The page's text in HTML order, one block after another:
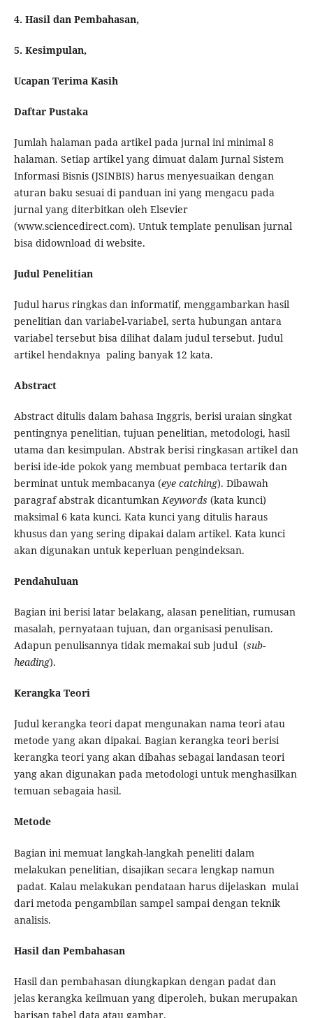
4. Hasil dan Pembahasan,
5. Kesimpulan,
Ucapan Terima Kasih
Daftar Pustaka
Jumlah halaman pada artikel pada jurnal ini minimal 8
halaman. Setiap artikel yang dimuat dalam Jurnal Sistem
Informasi Bisnis (JSINBIS) harus menyesuaikan dengan
aturan baku sesuai di panduan ini yang mengacu pada
jurnal yang diterbitkan oleh Elsevier
(www.sciencedirect.com). Untuk template penulisan jurnal
bisa didownload di website.
Judul Penelitian
Judul harus ringkas dan informatif, menggambarkan hasil
penelitian dan variabel-variabel, serta hubungan antara
variabel tersebut bisa dilihat dalam judul tersebut. Judul
artikel hendaknya paling banyak 12 kata.
Abstract
Abstract ditulis dalam bahasa Inggris, berisi uraian singkat
pentingnya penelitian, tujuan penelitian, metodologi, hasil
utama dan kesimpulan. Abstrak berisi ringkasan artikel dan
berisi ide-ide pokok yang membuat pembaca tertarik dan
berminat untuk membacanya (eye catching). Dibawah
paragraf abstrak dicantumkanKeywords (kata kunci)
maksimal 6 kata kunci. Kata kunci yang ditulis haraus
khusus dan yang sering dipakai dalam artikel. Kata kunci
akan digunakan untuk keperluan pengindeksan.
Pendahuluan
Bagian ini berisi latar belakang, alasan penelitian, rumusan
masalah, pernyataan tujuan, dan organisasi penulisan.
Adapun penulisannya tidak memakai sub judul (sub-
heading).
Kerangka Teori
Judul kerangka teori dapat mengunakan nama teori atau
metode yang akan dipakai. Bagian kerangka teori berisi
kerangka teori yang akan dibahas sebagai landasan teori
yang akan digunakan pada metodologi untuk menghasilkan
temuan sebagaia hasil.
Metode
Bagian ini memuat langkah-langkah peneliti dalam
melakukan penelitian, disajikan secara lengkap namun
padat. Kalau melakukan pendataan harus dijelaskan mulai
dari metoda pengambilan sampel sampai dengan teknik
analisis.
Hasil dan Pembahasan
Hasil dan pembahasan diungkapkan dengan padat dan
jelas kerangka keilmuan yang diperoleh, bukan merupakan
barisan tabel data atau gambar.